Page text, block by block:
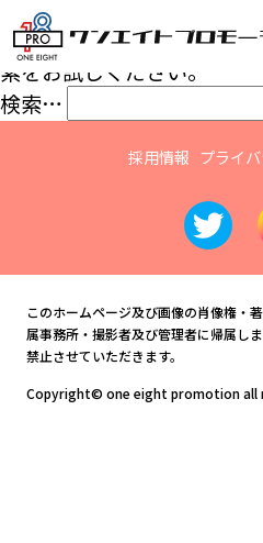
ここには何もありません
お探しのコンテンツを見つ
索をお試しください。
検索…
採用情報 プライ
このホームページ及び画像の肖像権・
属事務所・撮影者及び管理者に帰属し
禁止させていただきます。
Copyright© one eight promotion all